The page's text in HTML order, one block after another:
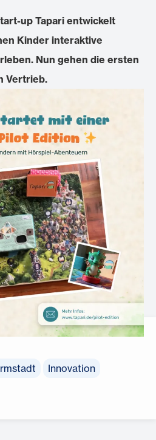
up Tapari entwickelt
Kinder interaktive
Nun gehen die ersten
Vertrieb.
Innovation